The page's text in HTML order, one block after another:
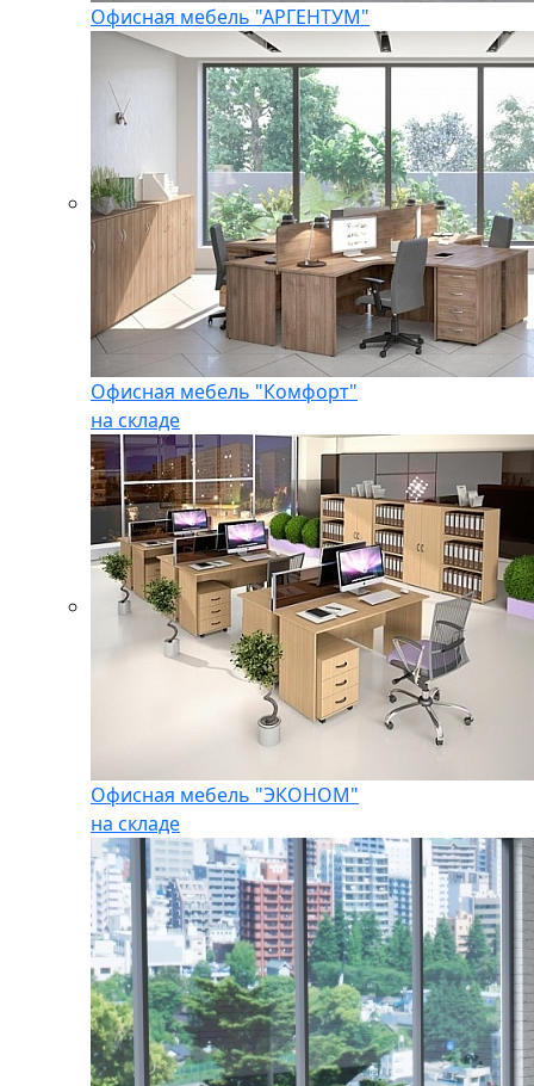
Офисная мебель "АРГЕНТУМ"
Офисная мебель "Комфорт"
на складе
Офисная мебель "ЭКОНОМ"
на складе